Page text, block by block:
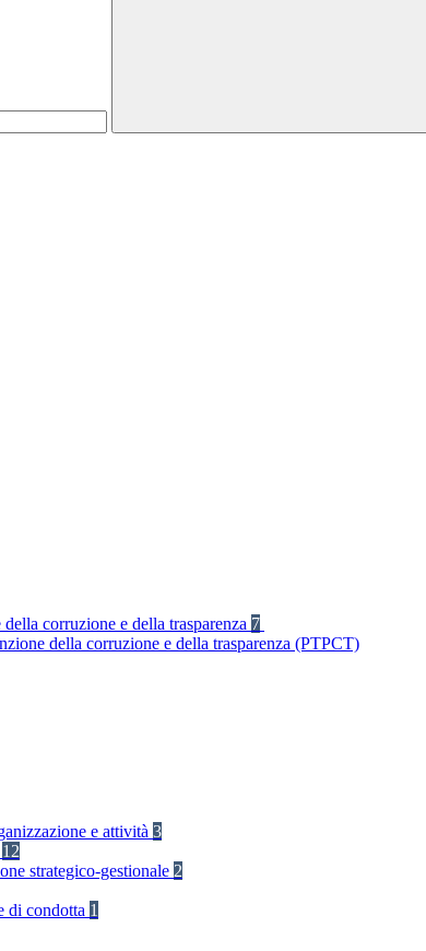
corruzione e della trasparenza 7
della corruzione e della trasparenza (PTPCT)
e attività 3
12
strategico-gestionale 2
di condotta 1